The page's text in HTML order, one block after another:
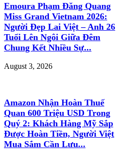
Emoura Phạm Đăng Quang
Miss Grand Vietnam 2026:
Người Đẹp Lai Việt – Anh 26
Tuổi Lên Ngôi Giữa Đêm
Chung Kết Nhiều Sự...
August 3, 2026
Amazon Nhận Hoàn Thuế
Quan 600 Triệu USD Trong
Quý 2: Khách Hàng Mỹ Sắp
Được Hoàn Tiền, Người Việt
Mua Sắm Cần Lưu...